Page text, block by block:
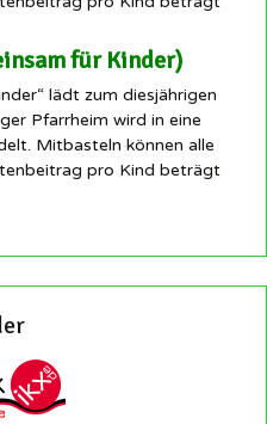
für Kinder)
lädt zum diesjährigen
Pfarrheim wird in eine
Mitbasteln können alle
pro Kind beträgt